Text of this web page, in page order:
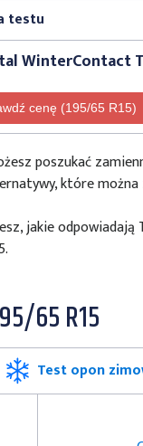
testu
WinterContact
cenę (195/65 R15)
poszukać
które
jakie
65 R15
Test opon